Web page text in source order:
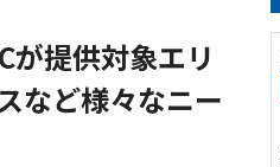
が提供対象エリ
など様々なニー